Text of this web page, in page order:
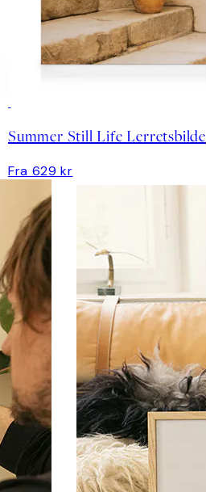
Summer Still Life Lerretsbilde
Fra 629 kr